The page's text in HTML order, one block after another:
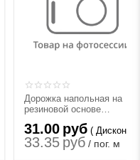
Дорожка напольная на
резиновой основе
31.00руб( Дисконт )
33.35руб/ пог. м